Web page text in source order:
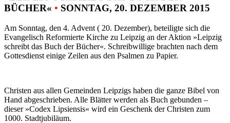
BÜCHER« • SONNTAG, 20. DEZEMBER 2015
Am Sonntag, den 4. Advent ( 20. Dezember), beteiligte sich die
Evangelisch Reformierte Kirche zu Leipzig an der Aktion »Leipzig
schreibt das Buch der Bücher«. Schreibwillige brachten nach dem
Gottesdienst einige Zeilen aus den Psalmen zu Papier.
Christen aus allen Gemeinden Leipzigs haben die ganze Bibel von
Hand abgeschrieben. Alle Blätter werden als Buch gebunden –
dieser »Codex Lipsiensis« wird ein Geschenk der Christen zum
1000. Stadtjubiläum.